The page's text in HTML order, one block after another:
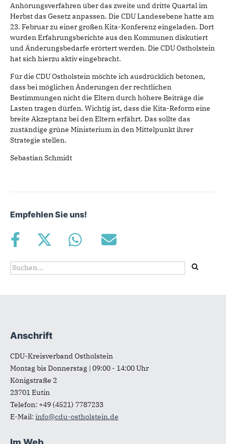
Anhörungsverfahren über das zweite und dritte Quartal im
Herbst das Gesetz anpassen. Die CDU Landesebene hatte am
23. Februar zu einer großen Kita-Konferenz eingeladen. Dort
wurden Erfahrungsberichte aus den Kommunen diskutiert
und Änderungsbedarfe erörtert werden. Die CDU Ostholstein
hat sich hierzu aktiv eingebracht.
Für die CDU Ostholstein möchte ich ausdrücklich betonen,
dass bei möglichen Änderungen der rechtlichen
Bestimmungen nicht die Eltern durch höhere Beiträge die
Lasten tragen dürfen. Wichtig ist, dass die Kita-Reform eine
breite Akzeptanz bei den Eltern erfährt. Das sollte das
zuständige grüne Ministerium in den Mittelpunkt ihrer
Strategie stellen.
Sebastian Schmidt
Empfehlen Sie uns!
Suchformular
Suche
Fußbereich
Anschrift
CDU-Kreisverband Ostholstein
Montag bis Donnerstag | 09:00 - 14:00 Uhr
Königstraße 2
23701Eutin
Telefon: +49 (4521) 7787233
E-Mail: info@cdu-ostholstein.de